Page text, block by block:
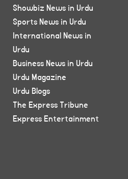
Showbiz News in Urdu
Sports News in Urdu
International News in
Urdu
Business News in Urdu
Urdu Magazine
Urdu Blogs
The Express Tribune
Express Entertainment